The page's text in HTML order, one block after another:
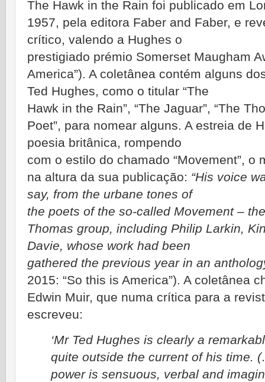
The Hawk in the Rain foi publicado em
1957, pela editora Faber and Faber, e
crítico, valendo a Hughes o
prestigiado prémio Somerset Maugham
America”). A coletânea contém alguns
Ted Hughes, como o titular “The
Hawk in the Rain”, “The Jaguar”, “The
Poet”, para nomear alguns. A estreia de
poesia britânica, rompendo
com o estilo do chamado “Movement”, o
na altura da sua publicação: “His voice
say, from the urbane tones of
the poets of the so-called Movement –
Thomas group, including Philip Larkin,
Davie, whose work had been
gathered the previous year in an
2015: “So this is America”). A coletânea
Edwin Muir, que numa crítica para a
escreveu:
‘Mr Ted Hughes is clearly a
quite outside the current of his time.
power is sensuous, verbal and